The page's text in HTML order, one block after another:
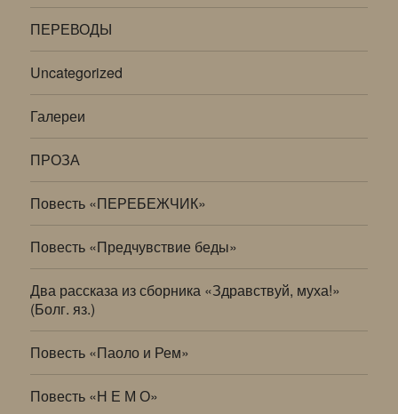
ПЕРЕВОДЫ
Uncategorized
Галереи
ПРОЗА
Повесть «ПЕРЕБЕЖЧИК»
Повесть «Предчувствие беды»
Два рассказа из сборника «Здравствуй, муха!»
(Болг. яз.)
Повесть «Паоло и Рем»
Повесть «Н Е М О»